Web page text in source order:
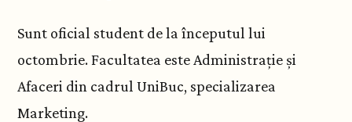
Sunt oficial student de la începutul lui
octombrie. Facultatea este Administrație și
Afaceri din cadrul UniBuc, specializarea
Marketing.